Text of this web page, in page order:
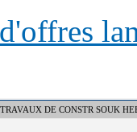
DE CONSTR SOUK